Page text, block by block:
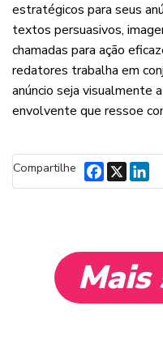
estratégicos para seus
textos persuasivos,
chamadas para ação
redatores trabalha em
anúncio seja visualmente
envolvente que ressoe
Compartilhe Facebook
X
Mais